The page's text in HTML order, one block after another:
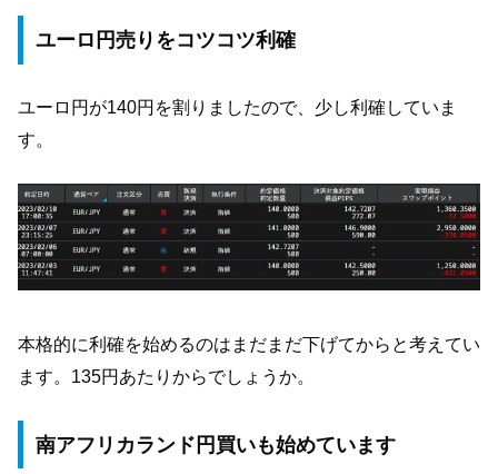
ユーロ円売りをコツコツ利確
ユーロ円が140円を割りましたので、少し利確していま
す。
本格的に利確を始めるのはまだまだ下げてからと考えてい
ます。135円あたりからでしょうか。
南アフリカランド円買いも始めています